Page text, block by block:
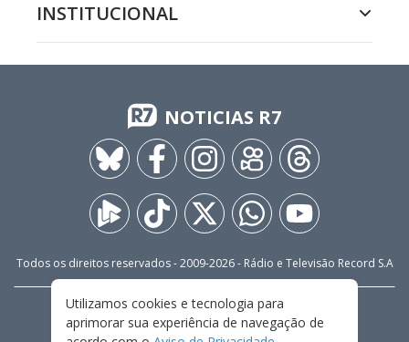
INSTITUCIONAL
NOTICIAS R7
Todos os direitos reservados - 2009-2026- Rádio e Televisão Record S.A
FALE CONOSCO
PRIVACIDADE
TERMOS E CONDIÇÕES DE USO
Utilizamos cookies e tecnologia para
aprimorar sua experiência de navegação de